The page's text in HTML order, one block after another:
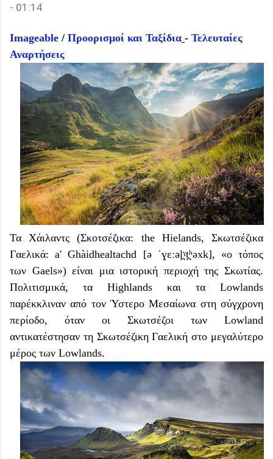
- 01:14
Imageable / Προορισμοί και Ταξίδια - Τελευταίες
Αναρτήσεις
Τα Χάιλαντς (Σκοτσέζικα: the Hielands, Σκωτσέζικα
Γαελικά: a' Ghàidhealtachd [ə ˈɣɛːəl̪ˠt̪ʰəxk], «ο τόπος
των Gaels») είναι μια ιστορική περιοχή της Σκωτίας.
Πολιτισμικά, τα Highlands και τα Lowlands
παρέκκλιναν από τον Ύστερο Μεσαίωνα στη σύγχρονη
περίοδο, όταν οι Σκωτσέζοι των Lowland
αντικατέστησαν τη Σκωτσέζικη Γαελική στο μεγαλύτερο
μέρος των Lowlands.